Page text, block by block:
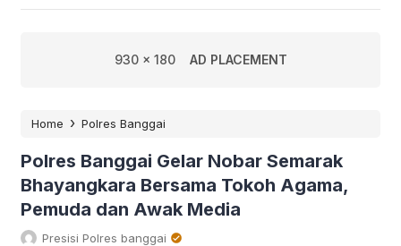
930 x 180 AD PLACEMENT
Home › Polres Banggai
Polres Banggai Gelar Nobar Semarak
Bhayangkara Bersama Tokoh Agama,
Pemuda dan Awak Media
Presisi Polres banggai